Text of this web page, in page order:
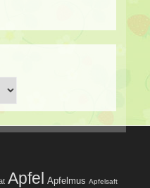
Apfel Apfelmus Apfelsaft